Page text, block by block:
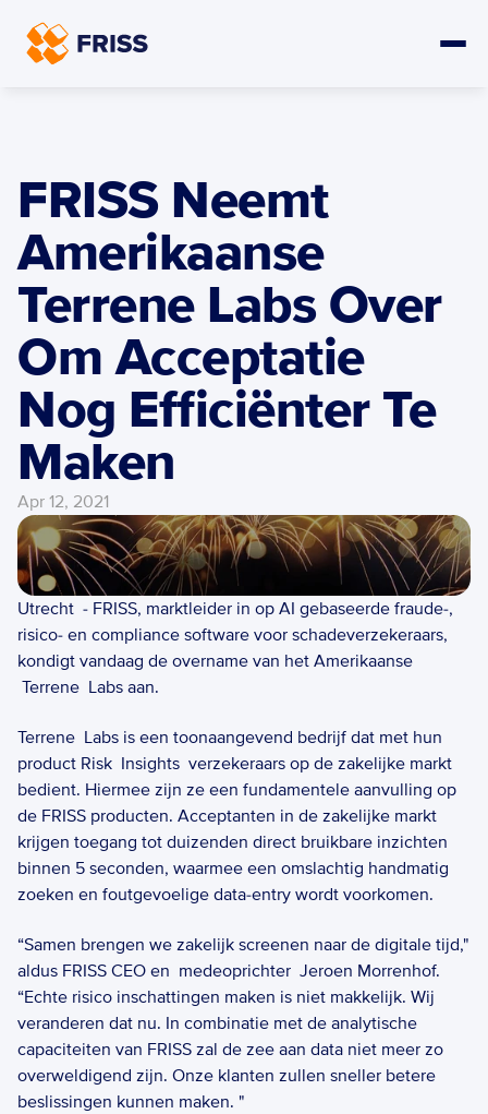
FRISS Neemt
Amerikaanse
Terrene Labs Over
Om Acceptatie
Nog Efficiënter Te
Maken
Apr 12, 2021
Utrecht  - FRISS, marktleider in op AI gebaseerde fraude-,
risico- en compliance software voor schadeverzekeraars,
kondigt vandaag de overname van het Amerikaanse
Terrene  Labs aan.
Terrene  Labs is een toonaangevend bedrijf dat met hun
product Risk  Insights  verzekeraars op de zakelijke markt
bedient. Hiermee zijn ze een fundamentele aanvulling op
de FRISS producten. Acceptanten in de zakelijke markt
krijgen toegang tot duizenden direct bruikbare inzichten
binnen 5 seconden, waarmee een omslachtig handmatig
zoeken en foutgevoelige data-entry wordt voorkomen.
“Samen brengen we zakelijk screenen naar de digitale tijd,"
aldus FRISS CEO en  medeoprichter  Jeroen Morrenhof.
“Echte risico inschattingen maken is niet makkelijk. Wij
veranderen dat nu. In combinatie met de analytische
capaciteiten van FRISS zal de zee aan data niet meer zo
overweldigend zijn. Onze klanten zullen sneller betere
beslissingen kunnen maken. "